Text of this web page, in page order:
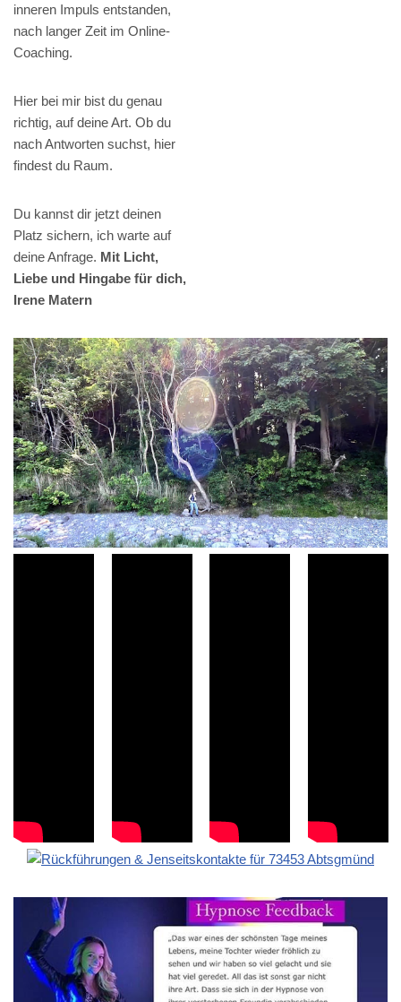
inneren Impuls entstanden,
nach langer Zeit im Online-
Coaching.
Hier bei mir bist du genau
richtig, auf deine Art. Ob du
nach Antworten suchst, hier
findest du Raum.
Du kannst dir jetzt deinen
Platz sichern, ich warte auf
deine Anfrage. Mit Licht,
Liebe und Hingabe für dich,
Irene Matern